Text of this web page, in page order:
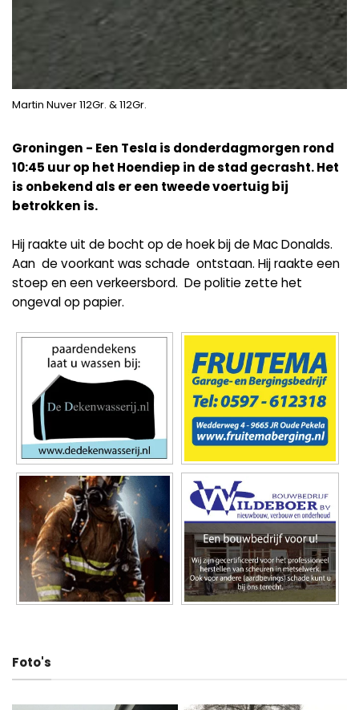
Martin Nuver 112Gr. & 112Gr.
Groningen - Een Tesla is donderdagmorgen rond
10:45 uur op het Hoendiep in de stad gecrasht. Het
is onbekend als er een tweede voertuig bij
betrokken is.
Hij raakte uit de bocht op de hoek bij de Mac Donalds.
Aan de voorkant was schade ontstaan. Hij raakte een
stoep en een verkeersbord. De politie zette het
ongeval op papier.
Foto's